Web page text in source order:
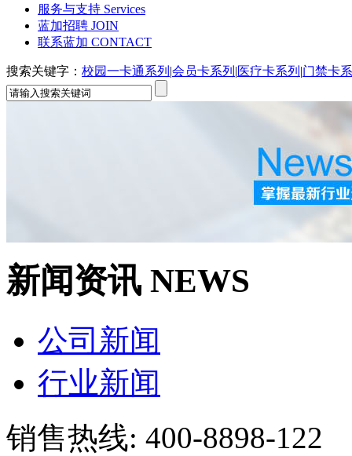
服务与支持 Services
蓝加招聘 JOIN
联系蓝加 CONTACT
搜索关键字： 校园一卡通系列 |会员卡系列 |医疗卡系列 |门禁卡
新闻资讯 NEWS
公司新闻
行业新闻
销售热线: 400-8898-122